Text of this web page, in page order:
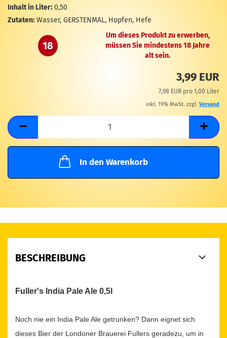
Inhalt in Liter: 0,50
Zutaten: Wasser, GERSTENMAL, Hopfen, Hefe
18
Um dieses Produkt zu erwerben,
müssen Sie mindestens 18 Jahre
alt sein.
3,99 EUR
7,98 EUR pro 1,00 Liter
inkl. 19% MwSt. zzgl. Versand
In den Warenkorb
BESCHREIBUNG
Fuller's India Pale Ale 0,5l
Noch nie ein India Pale Ale getrunken? Dann eignet sich
dieses Bier der Londoner Brauerei Fullers geradezu, um in